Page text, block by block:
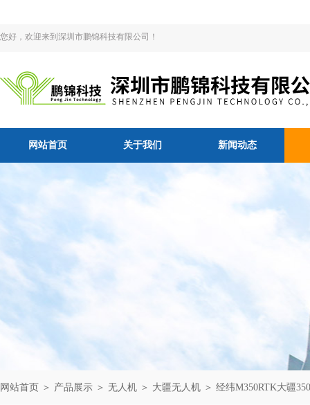
您好，欢迎来到深圳市鹏锦科技有限公司！
网站首页 关于我们 新闻动态
网站首页 ＞ 产品展示 ＞ 无人机 ＞ 大疆无人机 ＞ 经纬M350RTK大疆